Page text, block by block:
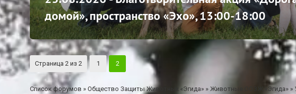
домой», пространство «Эхо», 13:00-18:00
Страница 2 из 2 1 2
Список форумов » Общество Защиты Животных «Эгида» » Животные ООЗЖ «Эгида» »